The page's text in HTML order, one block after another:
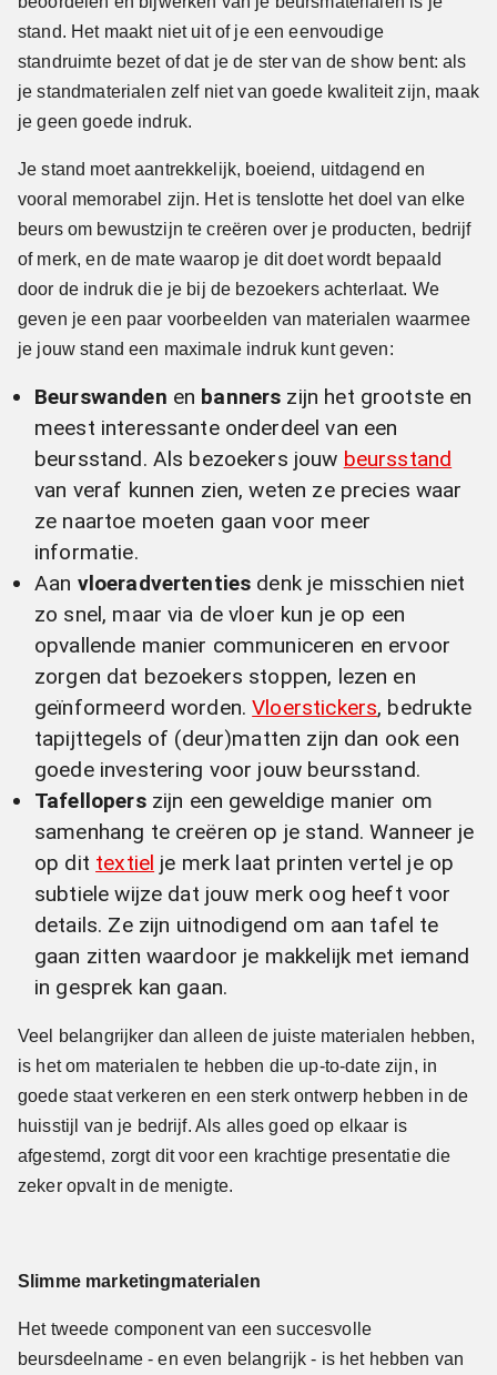
stand. Het maakt niet uit of je een eenvoudige
standruimte bezet of dat je de ster van de show bent: als
je standmaterialen zelf niet van goede kwaliteit zijn, maak
je geen goede indruk.
Je stand moet aantrekkelijk, boeiend, uitdagend en
vooral memorabel zijn. Het is tenslotte het doel van elke
beurs om bewustzijn te creëren over je producten, bedrijf
of merk, en de mate waarop je dit doet wordt bepaald
door de indruk die je bij de bezoekers achterlaat. We
geven je een paar voorbeelden van materialen waarmee
je jouw stand een maximale indruk kunt geven:
Beurswanden en banners zijn het grootste en
meest interessante onderdeel van een
beursstand. Als bezoekers jouw beursstand
van veraf kunnen zien, weten ze precies waar
ze naartoe moeten gaan voor meer
informatie.
Aan vloeradvertenties denk je misschien niet
zo snel, maar via de vloer kun je op een
opvallende manier communiceren en ervoor
zorgen dat bezoekers stoppen, lezen en
geïnformeerd worden.Vloerstickers, bedrukte
tapijttegels of (deur)matten zijn dan ook een
goede investering voor jouw beursstand.
Tafelloperszijn een geweldige manier om
samenhang te creëren op je stand. Wanneer je
op dit textiel je merk laat printen vertel je op
subtiele wijze dat jouw merk oog heeft voor
details. Ze zijn uitnodigend om aan tafel te
gaan zitten waardoor je makkelijk met iemand
in gesprek kan gaan.
Veel belangrijker dan alleen de juiste materialen hebben,
is het om materialen te hebben die up-to-date zijn, in
goede staat verkeren en een sterk ontwerp hebben in de
huisstijl van je bedrijf. Als alles goed op elkaar is
afgestemd, zorgt dit voor een krachtige presentatie die
zeker opvalt in de menigte.
Slimme marketingmaterialen
Het tweede component van een succesvolle
beursdeelname - en even belangrijk - is het hebben van